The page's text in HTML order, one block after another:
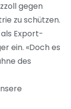
gegen
zu schützen.
Export-
ein. «Doch es
des